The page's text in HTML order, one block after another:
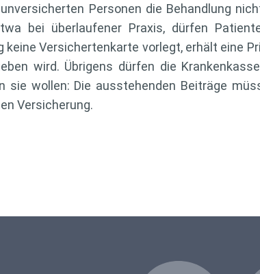
Personen die Behandlung
bei überlaufener Praxis, dürfen
keine Versichertenkarte vorlegt, erhält eine
wird. Übrigens dürfen die
sie wollen: Die ausstehenden Beiträge
Versicherung.